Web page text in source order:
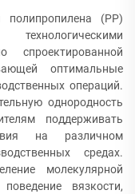
полипропилена (PP)
спроектированной
оптимальные
операций.
однородность
поддерживать
на различном
средах.
молекулярной
вязкости,